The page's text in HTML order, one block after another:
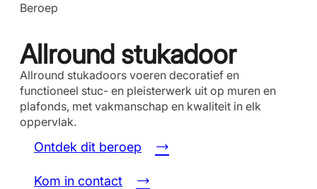
Beroep
Allround stukadoor
Allround stukadoors voeren decoratief en
functioneel stuc- en pleisterwerk uit op muren en
plafonds, met vakmanschap en kwaliteit in elk
oppervlak.
Ontdek dit beroep
Kom in contact